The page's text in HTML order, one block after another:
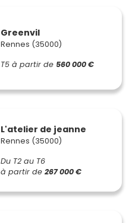
Greenvil
Rennes (35000)
T5 à partir de 560 000 €
L'atelier de jeanne
Rennes (35000)
Du T2 au T6
à partir de 267 000 €